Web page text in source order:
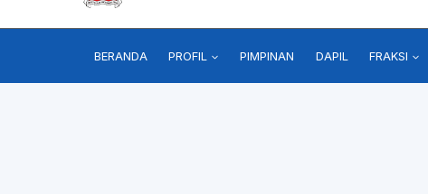
BERANDA PROFIL PIMPINAN DAPIL FRAKSI